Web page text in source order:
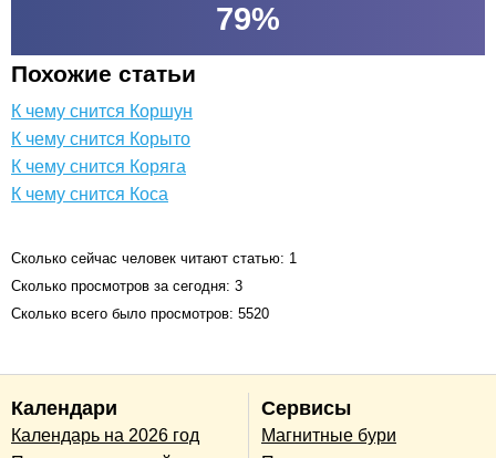
79%
Похожие статьи
К чему снится Коршун
К чему снится Корыто
К чему снится Коряга
К чему снится Коса
Сколько сейчас человек читают статью: 1
Сколько просмотров за сегодня: 3
Сколько всего было просмотров: 5520
Календари
Календарь на 2026 год
Сервисы
Магнитные бури